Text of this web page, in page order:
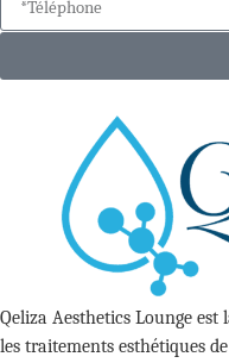
Qeliza Aesthetics Lounge
les traitements esthétiques